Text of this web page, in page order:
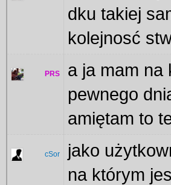
dku takiej
kolejnosć
PRS
a ja mam na
pewnego
amiętam to
cSor
jako
na którym